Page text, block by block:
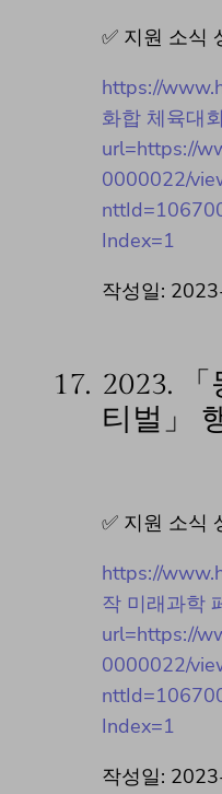
✅ 지원 소식
https://
화합 체육대
url=https://
0000022/
Index=1
작성일:
17. 2023.
티벌」
✅ 지원 소식
https://
작 미래과학
url=https://
0000022/
Index=1
작성일: